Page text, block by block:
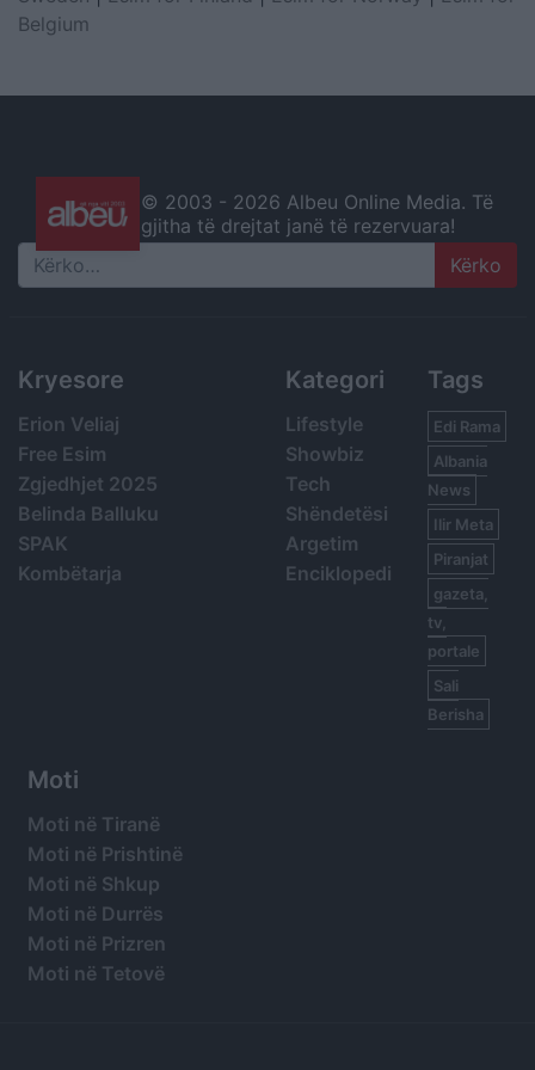
Belgium
© 2003 - 2026 Albeu Online Media. Të
gjitha të drejtat janë të rezervuara!
Search
Kryesore
Erion Veliaj
Free Esim
Zgjedhjet 2025
Belinda Balluku
SPAK
Kombëtarja
Kategori
Lifestyle
Showbiz
Tech
Shëndetësi
Argetim
Enciklopedi
Tags
Edi Rama
Albania
News
Ilir Meta
Piranjat
gazeta,
tv,
portale
Sali
Berisha
Moti
Moti në Tiranë
Moti në Prishtinë
Moti në Shkup
Moti në Durrës
Moti në Prizren
Moti në Tetovë